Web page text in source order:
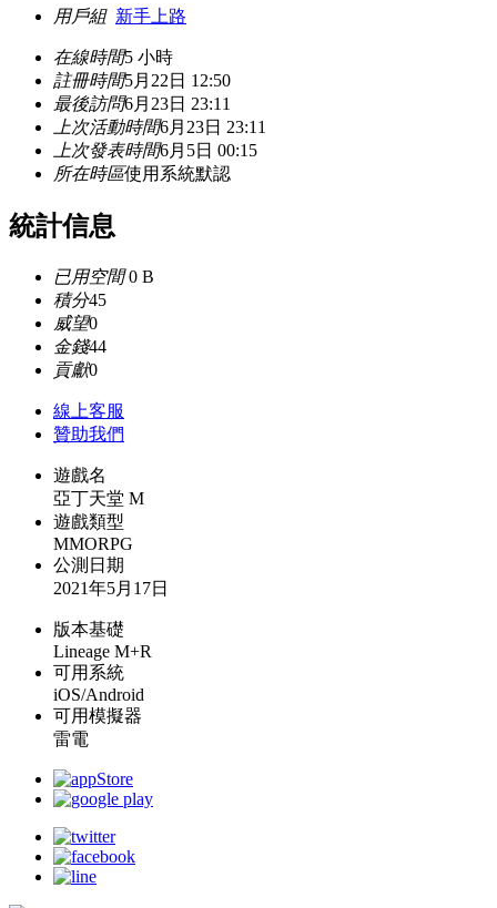
用戶組 新手上路
在線時間5 小時
註冊時間5月22日 12:50
最後訪問6月23日 23:11
上次活動時間6月23日 23:11
上次發表時間6月5日 00:15
所在時區使用系統默認
統計信息
已用空間0 B
積分45
威望0
金錢44
貢獻0
線上客服
贊助我們
遊戲名
亞丁天堂 M
遊戲類型
MMORPG
公測日期
2021年5月17日
版本基礎
Lineage M+R
可用系統
iOS/Android
可用模擬器
雷電